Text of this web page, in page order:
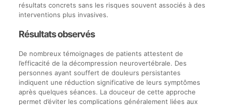
résultats concrets sans les risques souvent associés à des
interventions plus invasives.
Résultats observés
De nombreux témoignages de patients attestent de
l’efficacité de la décompression neurovertébrale. Des
personnes ayant souffert de douleurs persistantes
indiquent une réduction significative de leurs symptômes
après quelques séances. La douceur de cette approche
permet d’éviter les complications généralement liées aux